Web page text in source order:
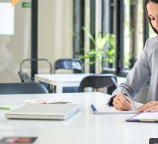
Leichte Sprache
Gebärdensprache